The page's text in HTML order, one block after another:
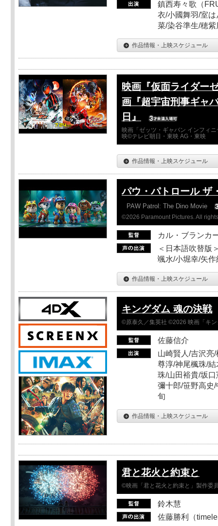
鎮西寿々歌（
衣/小國舞羽/室
菜/染谷準生/穂
作品情報・上映スケジュール
映画『仮面ライダー
画『超宇宙刑事ギャ
日』
映画「ゼッツ・ギャバン インフィ
映©テレビ朝日・東映 AG・東映
作品情報・上映スケジュール
パウ・パトロール ザ
PAW Patrol: The Dino Movie
©2026 Paramount Pictures. All
カル・ブランカ
＜日本語吹替版
颯水/小堀幸/矢作
作品情報・上映スケジュール
キングダム 魂の決戦
©原泰久／集英社 ©2026 映画「キ
佐藤信介
山崎賢人/吉沢亮
尊淳/神尾楓珠/
珠/山田裕貴/坂
彌十郎/笹野高史
旬
作品情報・上映スケジュール
君と花火と約束と
©映画「君と花火と約束と」製作委
鈴木慧
佐藤勝利（